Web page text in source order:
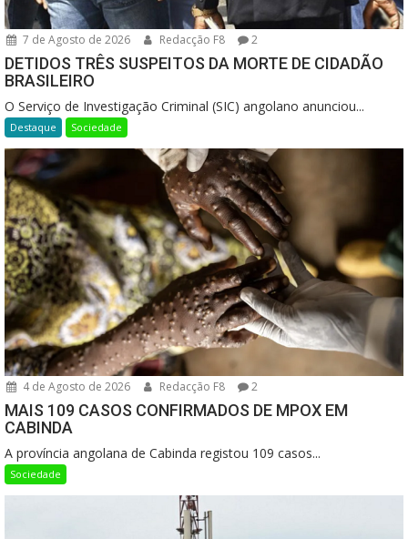
7 de Agosto de 2026 Redacção F8 2
DETIDOS TRÊS SUSPEITOS DA MORTE DE CIDADÃO
BRASILEIRO
O Serviço de Investigação Criminal (SIC) angolano anunciou...
Destaque Sociedade
4 de Agosto de 2026 Redacção F8 2
MAIS 109 CASOS CONFIRMADOS DE MPOX EM
CABINDA
A província angolana de Cabinda registou 109 casos...
Sociedade